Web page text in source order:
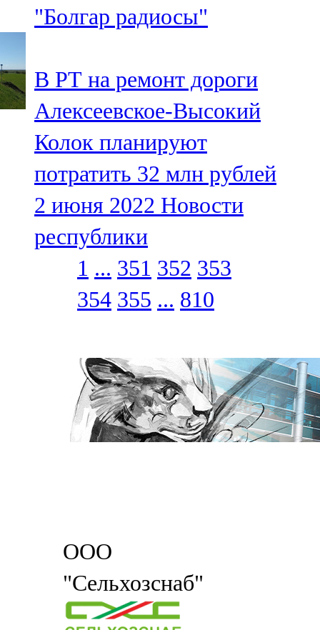
"Болгар радиосы"
В РТ на ремонт дороги
Алексеевское-Высокий
Колок планируют
потратить 32 млн рублей
2 июня 2022 Новости
республики
1 ... 351 352 353
354 355 ... 810
ООО
"Сельхозснаб"